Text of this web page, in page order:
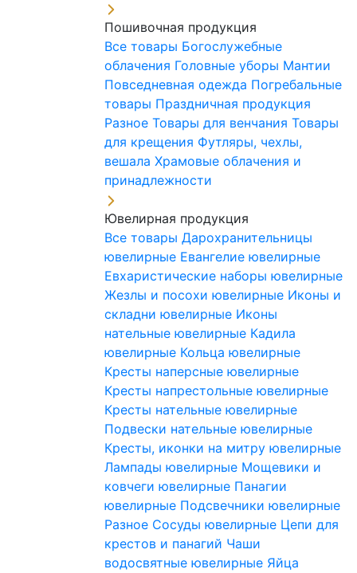
Пошивочная продукция
Все товары Богослужебные
облачения Головные уборы Мантии
Повседневная одежда Погребальные
товары Праздничная продукция
Разное Товары для венчания Товары
для крещения Футляры, чехлы,
вешала Храмовые облачения и
принадлежности
Ювелирная продукция
Все товары Дарохранительницы
ювелирные Евангелие ювелирные
Евхаристические наборы ювелирные
Жезлы и посохи ювелирные Иконы и
складни ювелирные Иконы
нательные ювелирные Кадила
ювелирные Кольца ювелирные
Кресты наперсные ювелирные
Кресты напрестольные ювелирные
Кресты нательные ювелирные
Подвески нательные ювелирные
Кресты, иконки на митру ювелирные
Лампады ювелирные Мощевики и
ковчеги ювелирные Панагии
ювелирные Подсвечники ювелирные
Разное Сосуды ювелирные Цепи для
крестов и панагий Чаши
водосвятные ювелирные Яйца